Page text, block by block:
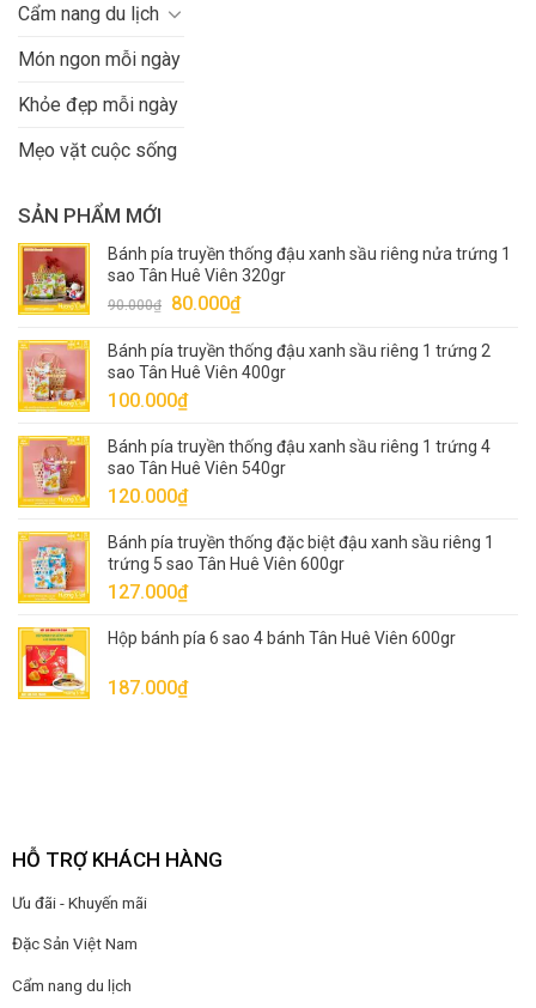
Cẩm nang du lịch
Món ngon mỗi ngày
Khỏe đẹp mỗi ngày
Mẹo vặt cuộc sống
SẢN PHẨM MỚI
Bánh pía truyền thống đậu xanh sầu riêng nửa trứng 1
sao Tân Huê Viên 320gr
90.000₫
Giá
là:
90.000₫.
80.000₫Giá
tại
là:
Bánh pía truyền thống đậu xanh sầu riêng 1 trứng 2
sao Tân Huê Viên 400gr
100.000₫
Bánh pía truyền thống đậu xanh sầu riêng 1 trứng 4
sao Tân Huê Viên 540gr
120.000₫
Bánh pía truyền thống đặc biệt đậu xanh sầu riêng 1
trứng 5 sao Tân Huê Viên 600gr
127.000₫
Hộp bánh pía 6 sao 4 bánh Tân Huê Viên 600gr
187.000₫
HỖ TRỢ KHÁCH HÀNG
Ưu đãi - Khuyến mãi
Đặc Sản Việt Nam
Cẩm nang du lịch